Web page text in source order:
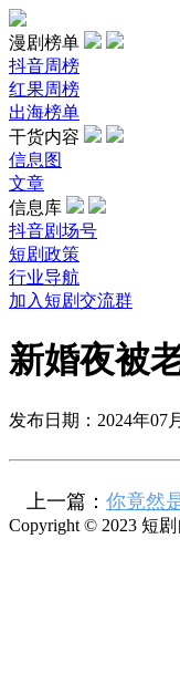
漫剧榜单
抖音周榜
红果周榜
出海榜单
干货内容
信息图
文章
信息库
抖音剧场号
短剧政策
行业导航
加入短剧交流群
新婚夜被
发布日期：2024年07
上一篇： 你竟然
Copyright © 2023 短